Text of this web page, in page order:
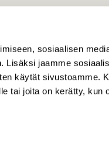
sosiaalisen
Lisäksi jaamme
käytät sivustoamme.
tai joita on kerätty, kun